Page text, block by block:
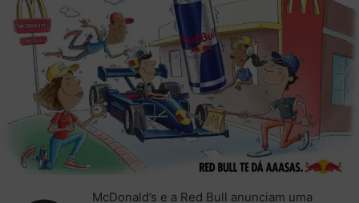
McDonald’s e a Red Bull anunciam uma